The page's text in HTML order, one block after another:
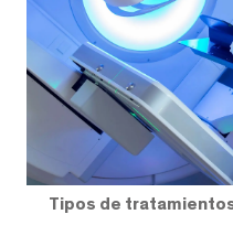
Tipos de